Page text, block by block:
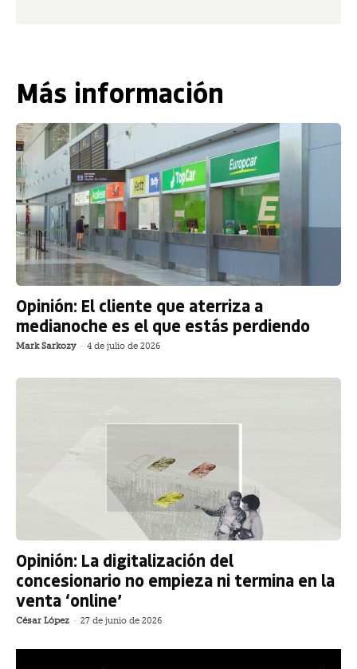
Más información
Opinión: El cliente que aterriza a
medianoche es el que estás perdiendo
Mark Sarkozy - 4 de julio de 2026
Opinión: La digitalización del
concesionario no empieza ni termina en la
venta ‘online’
César López - 27 de junio de 2026